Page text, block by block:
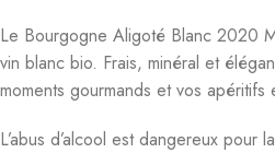
Le Bourgogne Aligoté Blanc 2020
vin blanc bio. Frais, minéral et
moments gourmands et vos apéritifs
L’abus d’alcool est dangereux pour